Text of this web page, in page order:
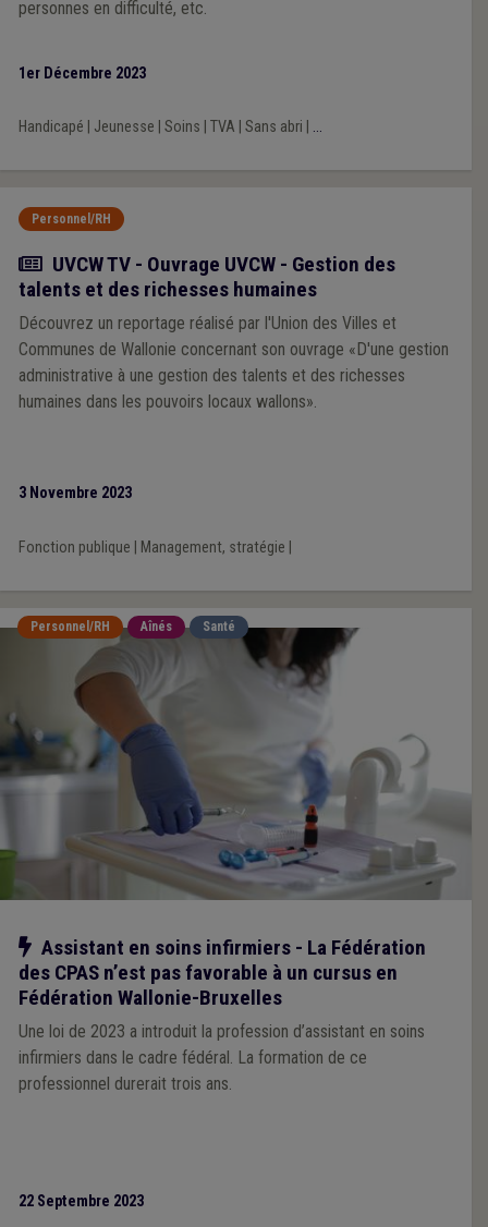
personnes en difficulté, etc.
1er Décembre 2023
Handicapé Jeunesse Soins TVA Sans abri ...
Personnel/RH
Actualité
UVCW TV - Ouvrage UVCW - Gestion des
talents et des richesses humaines
Découvrez un reportage réalisé par l'Union des Villes et
Communes de Wallonie concernant son ouvrage «D'une gestion
administrative à une gestion des talents et des richesses
humaines dans les pouvoirs locaux wallons».
3 Novembre 2023
Fonction publique Management, stratégie
Personnel/RH Aînés Santé
Notre action
Assistant en soins infirmiers - La Fédération
des CPAS n’est pas favorable à un cursus en
Fédération Wallonie-Bruxelles
Une loi de 2023 a introduit la profession d’assistant en soins
infirmiers dans le cadre fédéral. La formation de ce
professionnel durerait trois ans.
22 Septembre 2023